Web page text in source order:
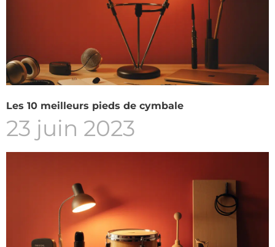
Les 10 meilleurs pieds de cymbale
23 juin 2023